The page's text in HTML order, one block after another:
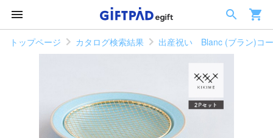
トップページ カタログ検索結果 出産祝い Blanc (ブラン)コ